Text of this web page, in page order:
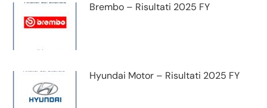
Brembo – Risultati 2025 FY
Hyundai Motor – Risultati 2025 FY